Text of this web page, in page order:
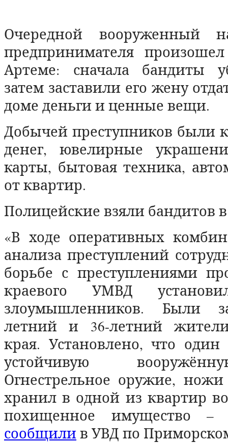
Очередной вооруженный
предпринимателя
Артеме: сначала бандиты
затем заставили его жену
доме деньги и ценные вещи.
Добычей преступников были
денег, ювелирные
карты, бытовая техника,
от квартир.
Полицейские взяли бандитов
«В ходе оперативных
анализа преступлений
борьбе с преступлениями
краевого УМВД
злоумышленников. Были
летний и 36-летний
края. Установлено, что
устойчивую
Огнестрельное оружие,
хранил в одной из квартир
похищенное имущество
сообщилив УВД по